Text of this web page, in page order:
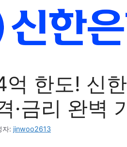
억 한도! 신
·금리 완벽
자: jinwoo2613